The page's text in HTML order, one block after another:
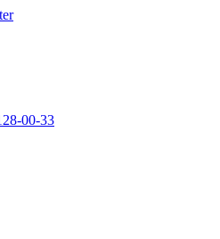
00-33